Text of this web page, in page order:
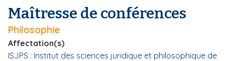
E
L
A
N
r
a
n
e
Maîtresse de conférences
Philosophie
Affectation(s)
ISJPS : Institut des sciences juridique et philosophique de